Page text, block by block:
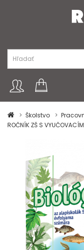
Školstvo
ROČNÍK ZŠ S